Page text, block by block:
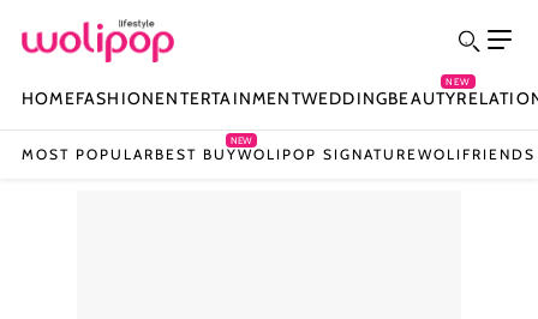
HOMEFASHIONENTERTAINMENTWEDDINGBEAUTY
NEW
MOST POPULAR BEST BUY
NEW
WOLIPOP SIGNATUREWOLIFRIENDS